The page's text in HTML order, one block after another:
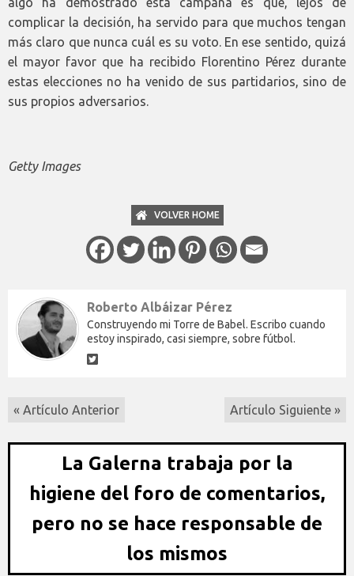
complicar la decisión, ha servido para que muchos tengan
más claro que nunca cuál es su voto. En ese sentido, quizá
el mayor favor que ha recibido Florentino Pérez durante
estas elecciones no ha venido de sus partidarios, sino de
sus propios adversarios.
Getty Images
VOLVER HOME
Roberto Albáizar Pérez
Construyendo mi Torre de Babel. Escribo cuando
estoy inspirado, casi siempre, sobre fútbol.
« Artículo Anterior Artículo Siguiente »
La Galerna trabaja por la
higiene del foro de comentarios,
pero no se hace responsable de
los mismos